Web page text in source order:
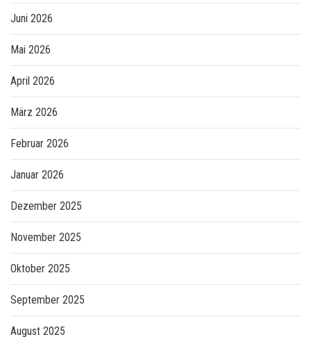
Juni 2026
Mai 2026
April 2026
März 2026
Februar 2026
Januar 2026
Dezember 2025
November 2025
Oktober 2025
September 2025
August 2025